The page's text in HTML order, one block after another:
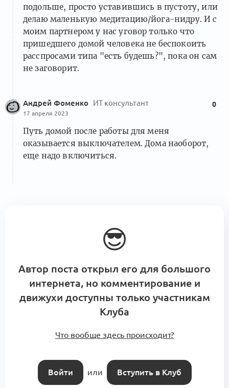
подольше, просто уставившись в пустоту, или
делаю маленькую медитацию/йога-нидру. И с
моим партнером у нас уговор только что
пришедшего домой человека не беспокоить
расспросами типа "есть будешь?", пока он сам
не заговорит.
Андрей Фоменко ИТ консультант
17 апреля 2023
0
Путь домой после работы для меня
оказывается выключателем. Дома наоборот,
еще надо включиться.
😎
Автор поста открыл его для большого
интернета, но комментирование и
движухи доступны только участникам
Клуба
Что вообще здесь происходит?
Войти или Вступить в Клуб